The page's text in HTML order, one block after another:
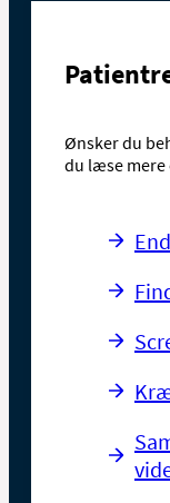
Ønsker du
du læse mere